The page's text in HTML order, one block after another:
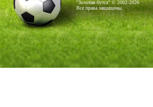
"Золотая бутса" © 2002-2026
Все права защищены.